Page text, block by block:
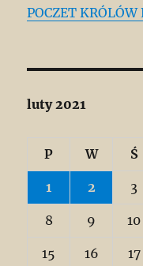
POCZET
luty 2021
P W Ś
1 2 3
8 9 10
15 16 17